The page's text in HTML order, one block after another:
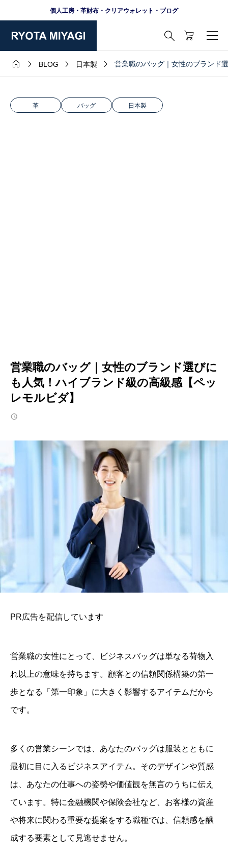
個人工房・革財布・クリアウォレット・ブログ

  BLOG  日本製  営業職のバッグ｜女性のブランド
革 バッグ 日本製
営業職のバッグ｜女性のブランド選びに
も人気！ハイブランド級の高級感【ペッ
レモルビダ】
PR広告を配信しています
営業職の女性にとって、ビジネスバッグは単なる荷物入
れ以上の意味を持ちます。顧客との信頼関係構築の第一
歩となる「第一印象」に大きく影響するアイテムだから
です。
多くの営業シーンでは、あなたのバッグは服装とともに
最初に目に入るビジネスアイテム。そのデザインや質感
は、あなたの仕事への姿勢や価値観を無言のうちに伝え
ています。特に金融機関や保険会社など、お客様の資産
や将来に関わる重要な提案をする職種では、信頼感を醸
成する要素として見逃せません。